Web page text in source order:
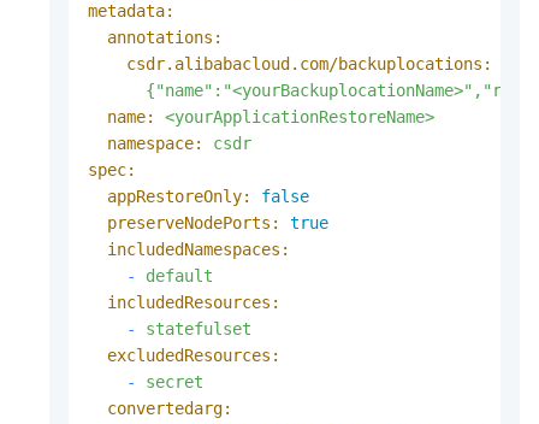
metadata:
annotations:
csdr.alibabacloud.com/backuplocations:
name:
<yourApplicationRestoreName>
namespace:
csdr
spec:
appRestoreOnly:
false
preserveNodePorts:
true
includedNamespaces:
-
default
includedResources:
-
statefulset
excludedResources:
-
secret
convertedarg: